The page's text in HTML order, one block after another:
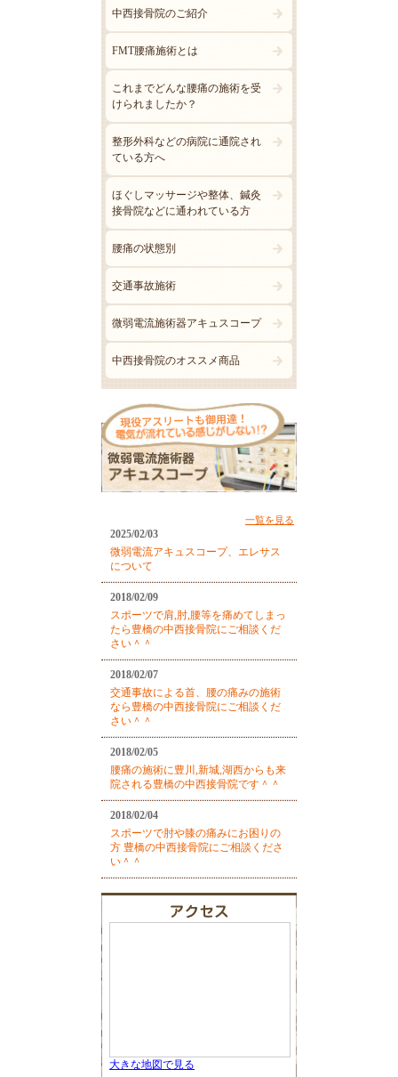
中西接骨院のご紹介
FMT腰痛施術とは
これまでどんな腰痛の施術を受
けられましたか？
整形外科などの病院に通院され
ている方へ
ほぐしマッサージや整体、鍼灸
接骨院などに通われている方
腰痛の状態別
交通事故施術
微弱電流施術器アキュスコープ
中西接骨院のオススメ商品
一覧を見る
2025/02/03
微弱電流アキュスコープ、エレサス
について
2018/02/09
スポーツで肩,肘,腰等を痛めてしまっ
たら豊橋の中西接骨院にご相談くだ
さい＾＾
2018/02/07
交通事故による首、腰の痛みの施術
なら豊橋の中西接骨院にご相談くだ
さい＾＾
2018/02/05
腰痛の施術に豊川,新城,湖西からも来
院される豊橋の中西接骨院です＾＾
2018/02/04
スポーツで肘や膝の痛みにお困りの
方 豊橋の中西接骨院にご相談くださ
い＾＾
大きな地図で見る